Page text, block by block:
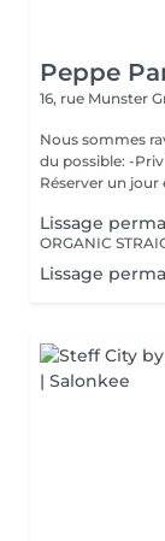
Peppe
16, rue Munster
Nous sommes ravis
du possible: -
Réserver un jour
Lissage
ORGANIC
Lissage